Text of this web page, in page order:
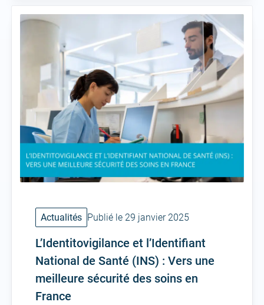
Actualités Publié le 29 janvier 2025
L’Identitovigilance et l’Identifiant
National de Santé (INS) : Vers une
meilleure sécurité des soins en
France